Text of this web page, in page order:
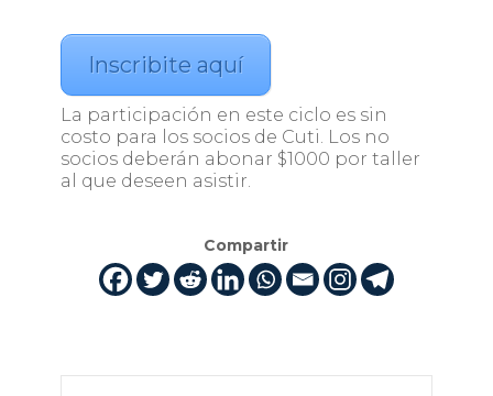
Inscribite aquí
La participación en este ciclo es sin
costo para los socios de Cuti. Los no
socios deberán abonar $1000 por taller
al que deseen asistir.
Compartir